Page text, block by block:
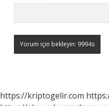
https://kriptogelir.com